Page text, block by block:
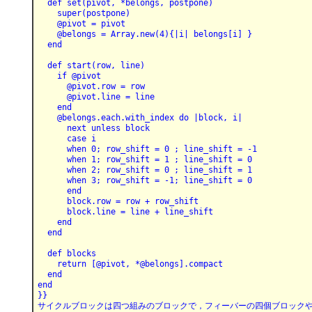
  def set(pivot, *belongs, postpone)
    super(postpone)
    @pivot = pivot
    @belongs = Array.new(4){|i| belongs[i] }
  end
  def start(row, line)
    if @pivot
      @pivot.row = row
      @pivot.line = line
    end
    @belongs.each.with_index do |block, i|
      next unless block
      case i
      when 0; row_shift = 0 ; line_shift = -1
      when 1; row_shift = 1 ; line_shift = 0
      when 2; row_shift = 0 ; line_shift = 1
      when 3; row_shift = -1; line_shift = 0
      end
      block.row = row + row_shift
      block.line = line + line_shift
    end
  end
  def blocks
    return [@pivot, *@belongs].compact
  end
end
}}
サイクルブロックは四つ組みのブロックで，フィーバーの四個ブロック